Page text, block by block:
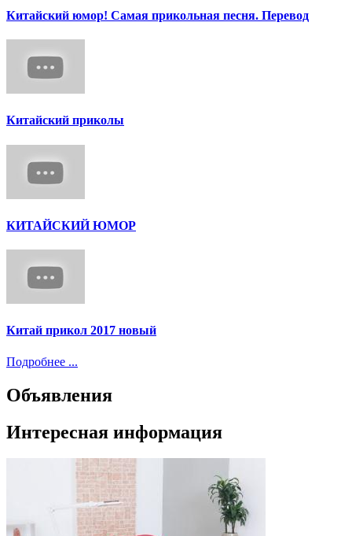
Китайский юмор! Самая прикольная песня. Перевод
Китайский приколы
КИТАЙСКИЙ ЮМОР
Китай прикол 2017 новый
Подробнее ...
Объявления
Интересная информация